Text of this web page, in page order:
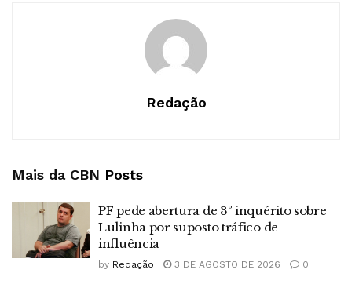
Redação
Mais da CBN Posts
PF pede abertura de 3º inquérito sobre
Lulinha por suposto tráfico de
influência
by Redação 3 DE AGOSTO DE 2026 0